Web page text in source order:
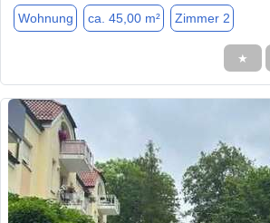
Wohnung ca. 45,00 m² Zimmer 2
★